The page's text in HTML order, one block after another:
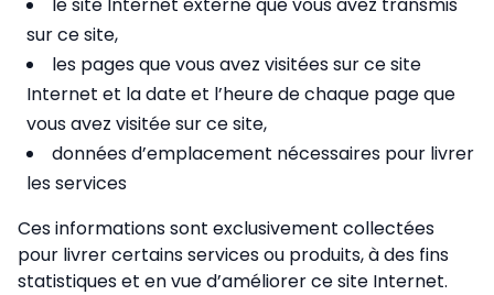
sur ce site,
les pages que vous avez visitées sur ce site
Internet et la date et l’heure de chaque page que
vous avez visitée sur ce site,
données d’emplacement nécessaires pour livrer
les services
Ces informations sont exclusivement collectées
pour livrer certains services ou produits, à des fins
statistiques et en vue d’améliorer ce site Internet.